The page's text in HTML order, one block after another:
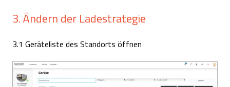
3. Ändern der Ladestrategie
3.1 Geräteliste des Standorts öffnen